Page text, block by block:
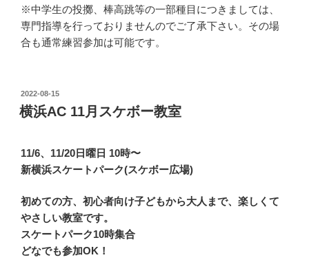
※中学生の投擲、棒高跳等の一部種目につきましては、
専門指導を行っておりませんのでご了承下さい。その場
合も通常練習参加は可能です。
投
稿
日:
2022-08-15
横浜AC 11月スケボー教室
11/6、11/20日曜日 10時〜
新横浜スケートパーク(スケボー広場)
初めての方、初心者向け子どもから大人まで、楽しくて
やさしい教室です。
スケートパーク10時集合
どなでも参加OK！